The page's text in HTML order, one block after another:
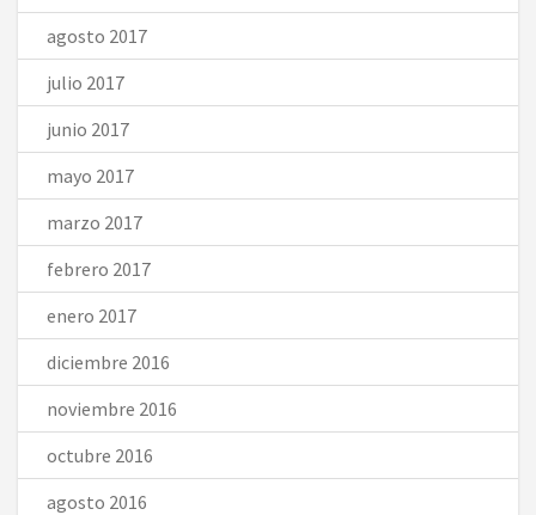
agosto 2017
julio 2017
junio 2017
mayo 2017
marzo 2017
febrero 2017
enero 2017
diciembre 2016
noviembre 2016
octubre 2016
agosto 2016